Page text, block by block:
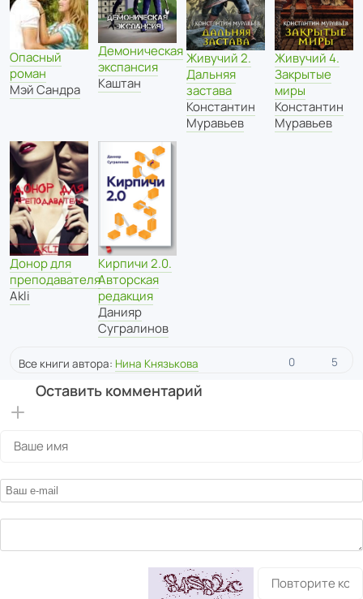
Опасный
роман
Мэй Сандра
Демоническая
экспансия
Каштан
Живучий 2.
Дальняя
застава
Константин
Муравьев
Живучий 4.
Закрытые
миры
Константин
Муравьев
Донор для
преподавателя
Akli
Кирпичи 2.0.
Авторская
редакция
Данияр
Сугралинов
Все книги автора: Нина Князькова 0 5
Оставить комментарий